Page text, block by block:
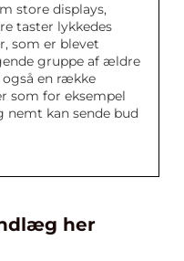
store displays,
taster lykkedes
som er blevet
gruppe af ældre
også en række
som for eksempel
nemt kan sende bud
her